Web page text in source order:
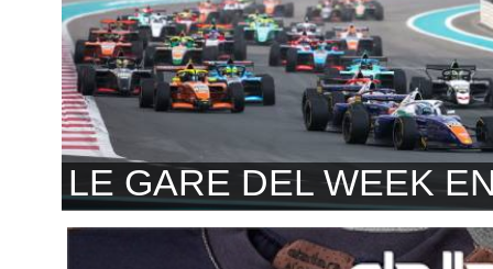
LE GARE DEL WEEK